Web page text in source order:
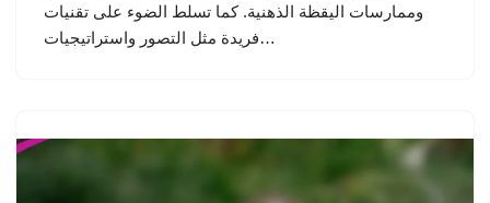
وممارسات اليقظة الذهنية. كما تسلط الضوء على تقنيات
فريدة مثل التصور واستراتيجيات…